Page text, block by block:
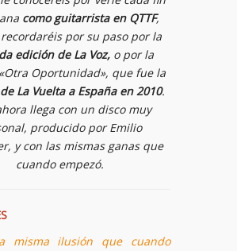
como guitarrista en QTTF,
por su paso por la
edición de La Voz,o por la
Oportunidad», que fue la
La Vuelta a España en 2010.
llega con un disco muy
producido por Emilio
y con las mismas ganas que
cuando empezó.
misma ilusión que cuando